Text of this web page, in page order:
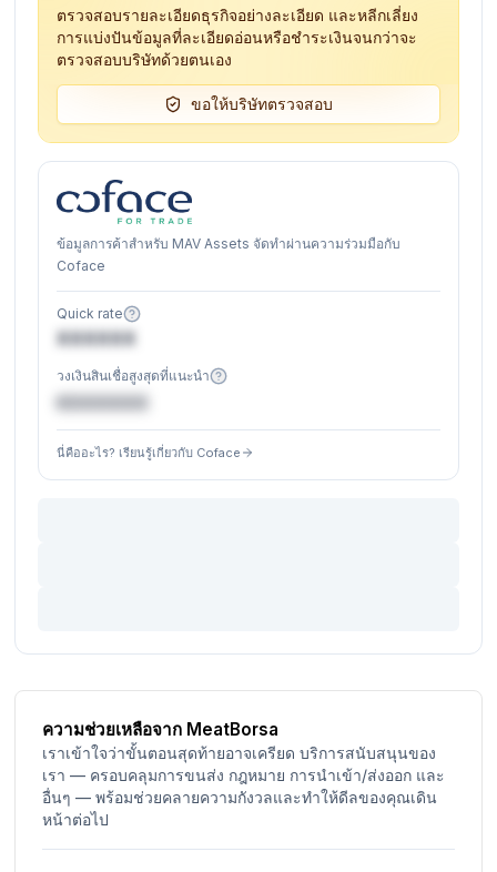
ตรวจสอบรายละเอียดธุรกิจอย่างละเอียด และหลีกเลี่ยง
การแบ่งปันข้อมูลที่ละเอียดอ่อนหรือชำระเงินจนกว่าจะ
ตรวจสอบบริษัทด้วยตนเอง
ขอให้บริษัทตรวจสอบ
ข้อมูลการค้าสำหรับ MAV Assets จัดทำผ่านความร่วมมือกับ
Coface
Quick rate
XXXXXX
วงเงินสินเชื่อสูงสุดที่แนะนำ
€XXXXXX
นี่คืออะไร? เรียนรู้เกี่ยวกับ Coface
ความช่วยเหลือจาก MeatBorsa
เราเข้าใจว่าขั้นตอนสุดท้ายอาจเครียด บริการสนับสนุนของ
เรา — ครอบคลุมการขนส่ง กฎหมาย การนำเข้า/ส่งออก และ
อื่นๆ — พร้อมช่วยคลายความกังวลและทำให้ดีลของคุณเดิน
หน้าต่อไป